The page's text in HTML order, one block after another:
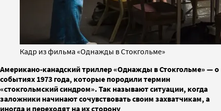
Кадр из фильма «Однажды в Стокгольме»
Американо-канадский триллер «Однажды в Стокгольме» — о
событиях 1973 года, которые породили термин
«стокгольмский синдром». Так называют ситуации, когда
заложники начинают сочувствовать своим захватчикам, а
иногда и переходят на их сторону